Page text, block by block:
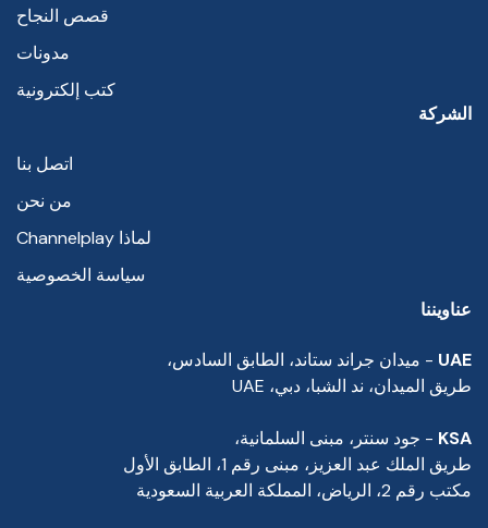
قصص النجاح
مدونات
كتب إلكترونية
الشركة
اتصل بنا
من نحن
لماذا Channelplay
سياسة الخصوصية
عناويننا
UAE - ميدان جراند ستاند، الطابق السادس،
طريق الميدان، ند الشبا، دبي، UAE
KSA - جود سنتر، مبنى السلمانية،
طريق الملك عبد العزيز، مبنى رقم 1، الطابق الأول
مكتب رقم 2، الرياض، المملكة العربية السعودية